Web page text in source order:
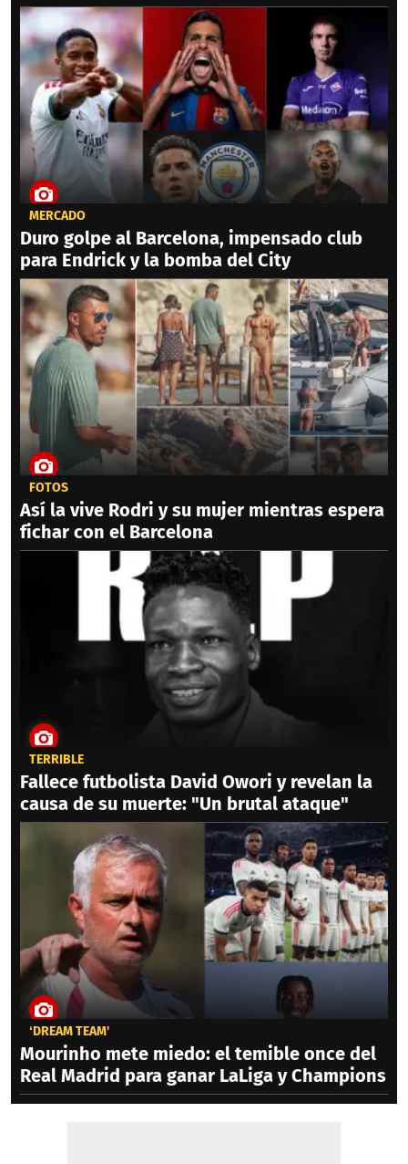
MERCADO
Duro golpe al Barcelona, impensado club
para Endrick y la bomba del City
FOTOS
Así la vive Rodri y su mujer mientras espera
fichar con el Barcelona
TERRIBLE
Fallece futbolista David Owori y revelan la
causa de su muerte: "Un brutal ataque"
‘DREAM TEAM'
Mourinho mete miedo: el temible once del
Real Madrid para ganar LaLiga y Champions